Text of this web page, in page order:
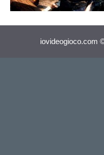
iovideogioco.com